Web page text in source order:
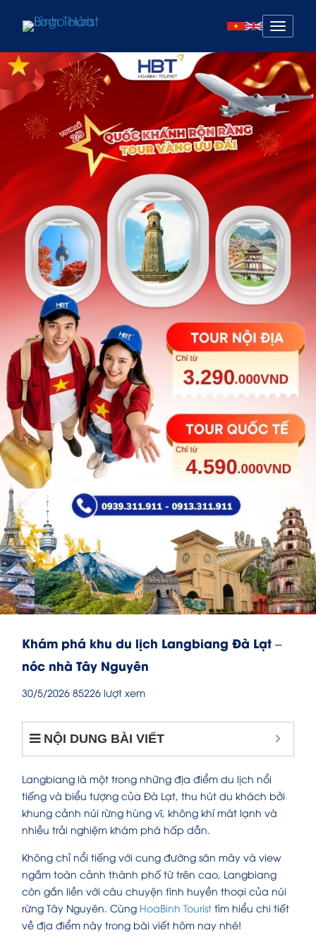
Mở
menu
Khám phá khu du lịch Langbiang Đà Lạt –
nóc nhà Tây Nguyên
30/5/2026 85226 lượt xem
NỘI DUNG BÀI VIẾT
Langbiang là một trong những địa điểm du lịch nổi
tiếng và biểu tượng của Đà Lạt, thu hút du khách bởi
khung cảnh núi rừng hùng vĩ, không khí mát lạnh và
nhiều trải nghiệm khám phá hấp dẫn.
Không chỉ nổi tiếng với cung đường săn mây và view
ngắm toàn cảnh thành phố từ trên cao, Langbiang
còn gắn liền với câu chuyện tình huyền thoại của núi
rừng Tây Nguyên. Cùng HoaBinh Tourist tìm hiểu chi tiết
về địa điểm này trong bài viết hôm nay nhé!